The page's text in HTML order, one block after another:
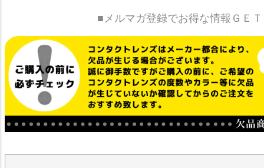
■メルマガ登録でお得な情報ＧＥ